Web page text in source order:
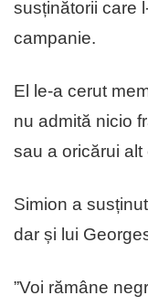
susținătorii care
campanie.
El le-a cerut
nu admită nicio
sau a oricărui alt
Simion a
dar și lui
”Voi rămâne